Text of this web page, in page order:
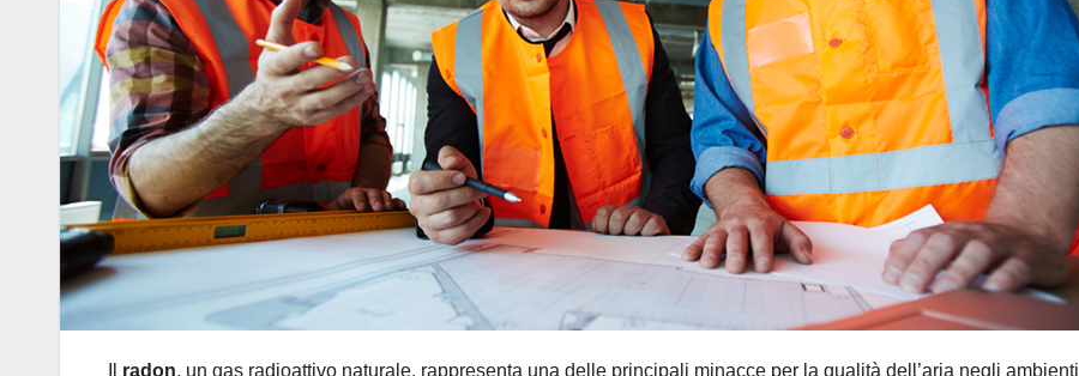
radon, un gas radioattivo naturale, rappresenta una delle principali minacce per la qualità dell’aria negli ambienti